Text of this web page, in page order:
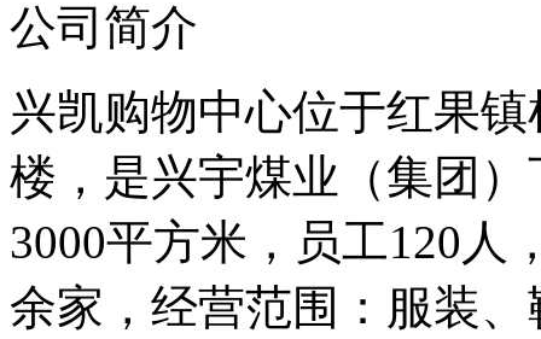
公司简介
兴凯购物中心位于红果
楼，是兴宇煤业（集团
3000平方米，员工120人
余家，经营范围：服装